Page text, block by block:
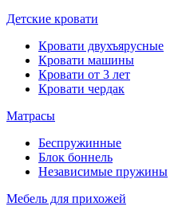
Детские кровати
Кровати двухъярусные
Кровати машины
Кровати от 3 лет
Кровати чердак
Матрасы
Беспружинные
Блок боннель
Независимые пружины
Мебель для прихожей